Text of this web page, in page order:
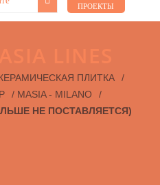
ПРОЕКТЫ
ПЛИТКА
/
/ MASIA - MILANO
/
НЕ ПОСТАВЛЯЕТСЯ)